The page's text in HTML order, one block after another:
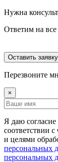
Нужна
Ответим на
Оставить заявку
Перезвоните
×
Я даю
соответствии
и целями
персональных
персональных